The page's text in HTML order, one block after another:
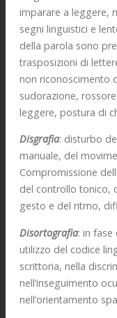
imparare a leggere,
segni linguistici e
della parola sono
trasposizioni di
non riconoscimento
sudorazione,
leggere, postura di
Disgrafia: disturbo
manuale, del
Compromissione
del controllo tonico,
gesto e del ritmo,
Disortografia: in
utilizzo del codice
scrittoria, nella
nell’inseguimento
nell’orientamento